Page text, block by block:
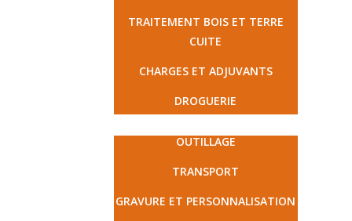
TRAITEMENT BOIS ET TERRE
CUITE
CHARGES ET ADJUVANTS
DROGUERIE
OUTILLAGE
TRANSPORT
GRAVURE ET PERSONNALISATION